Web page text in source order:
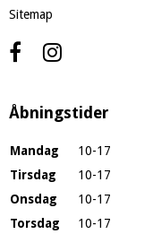
Sitemap
Åbningstider
Mandag
10-17
Tirsdag
10-17
Onsdag
10-17
Torsdag
10-17